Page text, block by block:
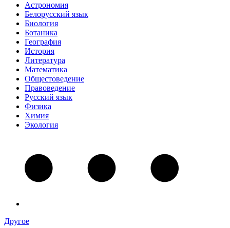
Астрономия
Белорусский язык
Биология
Ботаника
География
История
Литература
Математика
Общестоведение
Правоведение
Русский язык
Физика
Химия
Экология
Другое